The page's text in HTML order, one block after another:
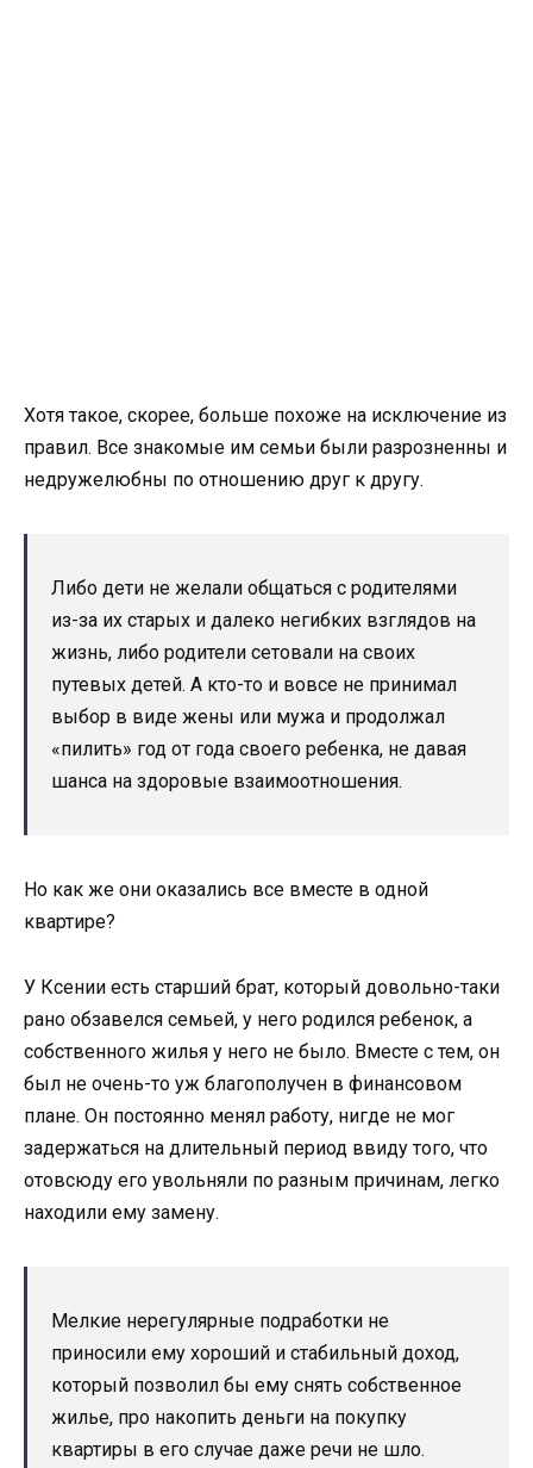
Хотя такое, скорее, больше похоже на исключение из
правил. Все знакомые им семьи были разрозненны и
недружелюбны по отношению друг к другу.
Либо дети не желали общаться с родителями
из-за их старых и далеко негибких взглядов на
жизнь, либо родители сетовали на своих
путевых детей. А кто-то и вовсе не принимал
выбор в виде жены или мужа и продолжал
«пилить» год от года своего ребенка, не давая
шанса на здоровые взаимоотношения.
Но как же они оказались все вместе в одной
квартире?
У Ксении есть старший брат, который довольно-таки
рано обзавелся семьей, у него родился ребенок, а
собственного жилья у него не было. Вместе с тем, он
был не очень-то уж благополучен в финансовом
плане. Он постоянно менял работу, нигде не мог
задержаться на длительный период ввиду того, что
отовсюду его увольняли по разным причинам, легко
находили ему замену.
Мелкие нерегулярные подработки не
приносили ему хороший и стабильный доход,
который позволил бы ему снять собственное
жилье, про накопить деньги на покупку
квартиры в его случае даже речи не шло.